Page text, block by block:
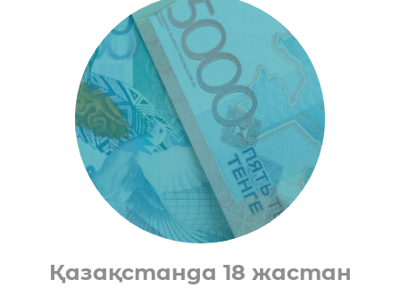
Қазақстанда 18 жастан